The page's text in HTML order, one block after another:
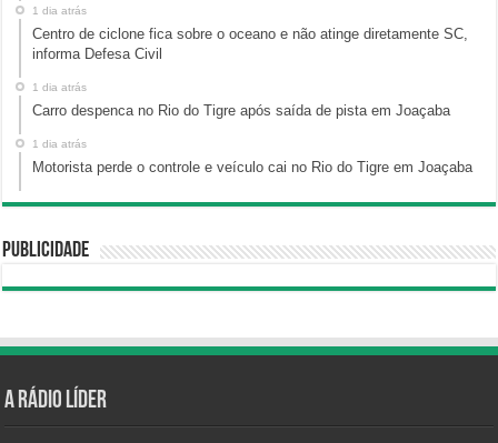
1 dia atrás
Centro de ciclone fica sobre o oceano e não atinge diretamente SC,
informa Defesa Civil
1 dia atrás
Carro despenca no Rio do Tigre após saída de pista em Joaçaba
1 dia atrás
Motorista perde o controle e veículo cai no Rio do Tigre em Joaçaba
Publicidade
A Rádio Líder